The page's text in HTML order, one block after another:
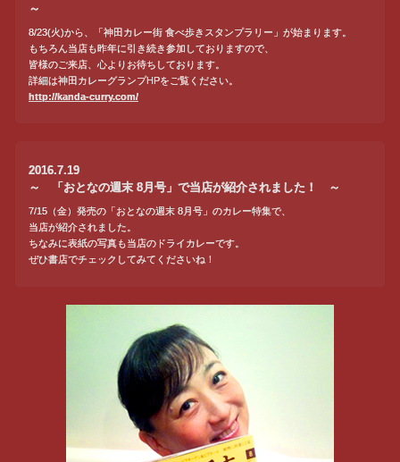
～
8/23(火)から、「神田カレー街 食べ歩きスタンプラリー」が始まります。
もちろん当店も昨年に引き続き参加しておりますので、
皆様のご来店、心よりお待ちしております。
詳細は神田カレーグランプHPをご覧ください。
http://kanda-curry.com/
2016.7.19
～ 「おとなの週末 8月号」で当店が紹介されました！ ～
7/15（金）発売の「おとなの週末 8月号」のカレー特集で、
当店が紹介されました。
ちなみに表紙の写真も当店のドライカレーです。
ぜひ書店でチェックしてみてくださいね！